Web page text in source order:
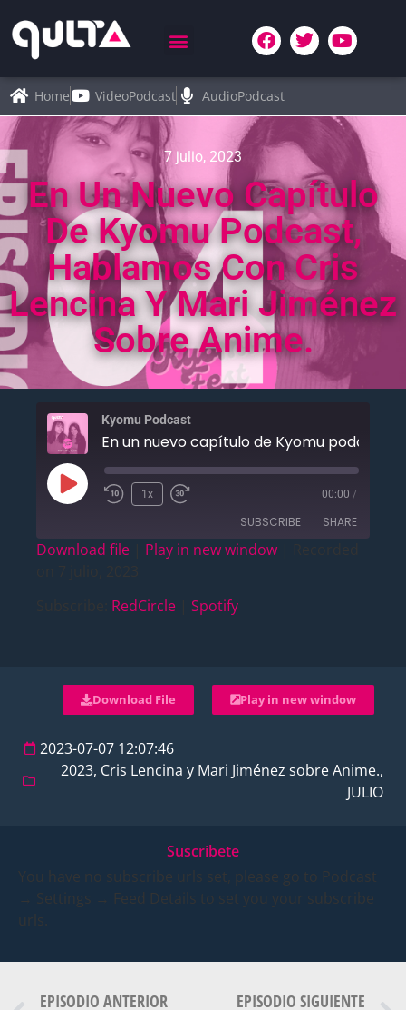
Home VideoPodcast AudioPodcast
7 julio, 2023
En Un Nuevo Capítulo
De Kyomu Podcast,
Hablamos Con Cris
Lencina Y Mari Jiménez
Sobre Anime.
Kyomu Podcast
1x 00:00 /
SUBSCRIBE SHARE
Download file Play in new window
RedCircle Spotify
Download File Play in new window
2023-07-07 12:07:46
2023, Cris Lencina y Mari Jiménez sobre Anime.,
JULIO
Suscribete
You have no subscribe urls set, please go to Podcast
→ Settings → Feed Details to set you your subscribe
urls.
EPISODIO ANTERIOR
EPISODIO SIGUIENTE